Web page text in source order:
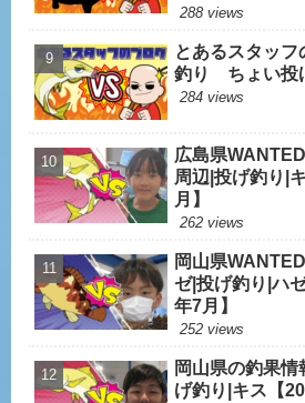
288 views
とあるスタッ
釣り ちょい投
284 views
広島県
周辺|投げ釣り|
月】
262 views
岡山県
ゼ|投げ釣り|ハ
年7月】
252 views
岡山県の釣果
げ釣り|キス【